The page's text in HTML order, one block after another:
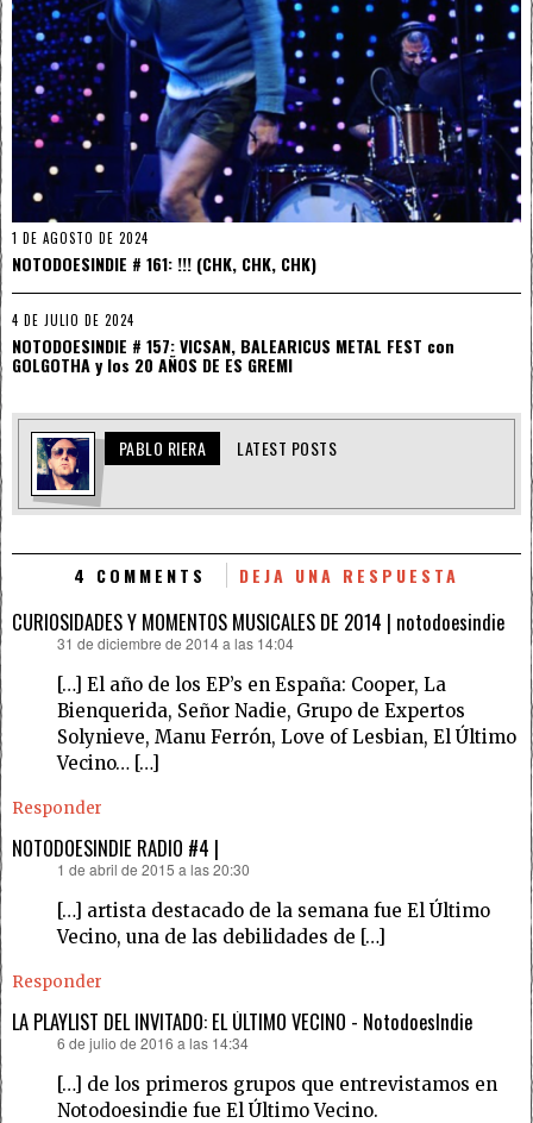
1 DE AGOSTO DE 2024
NOTODOESINDIE # 161: !!! (CHK, CHK, CHK)
4 DE JULIO DE 2024
NOTODOESINDIE # 157: VICSAN, BALEARICUS METAL FEST con
GOLGOTHA y los 20 AÑOS DE ES GREMI
PABLO RIERA LATEST POSTS
4 COMMENTS DEJA UNA RESPUESTA
CURIOSIDADES Y MOMENTOS MUSICALES DE 2014 | notodoesindie
31 de diciembre de 2014 a las 14:04
[…] El año de los EP’s en España: Cooper, La
Bienquerida, Señor Nadie, Grupo de Expertos
Solynieve, Manu Ferrón, Love of Lesbian, El Último
Vecino… […]
Responder
NOTODOESINDIE RADIO #4 |
1 de abril de 2015 a las 20:30
[…] artista destacado de la semana fue El Último
Vecino, una de las debilidades de […]
Responder
LA PLAYLIST DEL INVITADO: EL ÚLTIMO VECINO - NotodoesIndie
6 de julio de 2016 a las 14:34
[…] de los primeros grupos que entrevistamos en
Notodoesindie fue El Último Vecino.